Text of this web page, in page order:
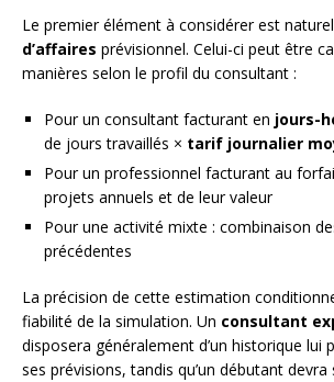
Le premier élément à considérer est
d’affaires prévisionnel. Celui-ci peut être
manières selon le profil du consultant :
Pour un consultant facturant en jours-
de jours travaillés × tarif journalier
Pour un professionnel facturant au
projets annuels et de leur valeur
Pour une activité mixte : combinaison
précédentes
La précision de cette estimation
fiabilité de la simulation. Un consultant
disposera généralement d’un historique lui
ses prévisions, tandis qu’un débutant devra